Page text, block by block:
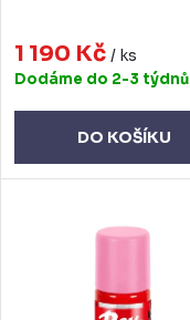
t
k
1 190 Kč / ks
Dodáme do 2-3 týdnů
DO KOŠÍKU